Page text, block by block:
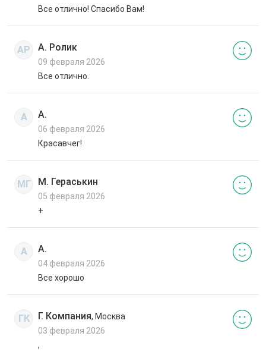
Все отлично! Спасибо Вам!
АР А. Ролик
09 февраля 2026
Все отлично.
А А.
06 февраля 2026
Красавчег!
МГ М. Гераськин
05 февраля 2026
+
А А.
04 февраля 2026
Все хорошо
ГК Г. Компания, Москва
03 февраля 2026
,